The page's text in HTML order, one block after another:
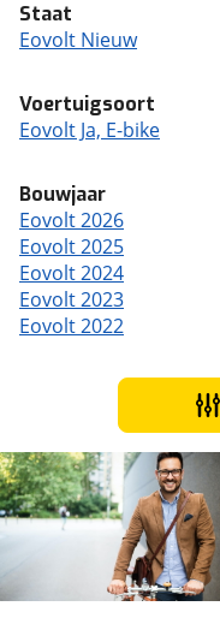
Staat
Eovolt Nieuw
Voertuigsoort
Eovolt Ja, E-bike
Bouwjaar
Eovolt 2026
Eovolt 2025
Eovolt 2024
Eovolt 2023
Eovolt 2022